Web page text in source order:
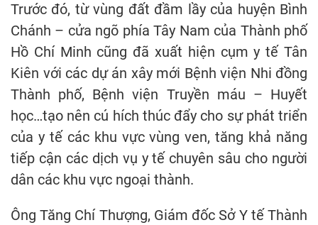
Trước đó, từ vùng đất đầm lầy của huyện Bình
Chánh – cửa ngõ phía Tây Nam của Thành phố
Hồ Chí Minh cũng đã xuất hiện cụm y tế Tân
Kiên với các dự án xây mới Bệnh viện Nhi đồng
Thành phố, Bệnh viện Truyền máu – Huyết
học…tạo nên cú hích thúc đẩy cho sự phát triển
của y tế các khu vực vùng ven, tăng khả năng
tiếp cận các dịch vụ y tế chuyên sâu cho người
dân các khu vực ngoại thành.
Ông Tăng Chí Thượng, Giám đốc Sở Y tế Thành